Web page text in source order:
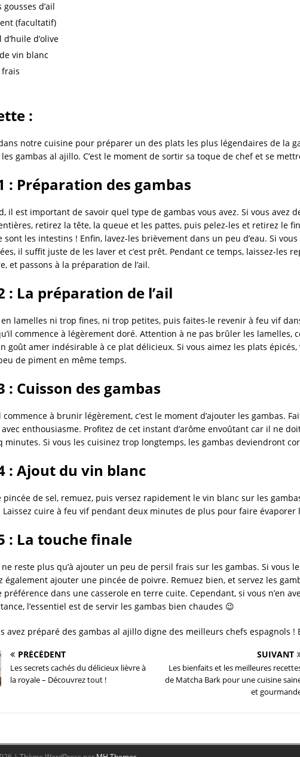
gousses d’ail
(facultatif)
d’huile d’olive
vin blanc
frais
:
notre cuisine pour préparer un des plats les plus légendaires de la
gambas al ajillo. C’est le moment de sortir sa toque de chef et se
: Préparation des gambas
il est important de savoir quel type de gambas vous avez. Si vous avez
retirez la tête, la queue et les pattes, puis pelez-les et retirez le
sont les intestins ! Enfin, lavez-les brièvement dans un peu d’eau. Si vous
il suffit juste de les laver et c’est prêt. Pendant ce temps, laissez-les
et passons à la préparation de l’ail.
: La préparation de l’ail
en lamelles ni trop fines, ni trop petites, puis faites-le revenir à feu vif
commence à légèrement doré. Attention à ne pas brûler les lamelles,
goût amer indésirable à ce plat délicieux. Si vous aimez les plats épicés,
de piment en même temps.
: Cuisson des gambas
commence à brunir légèrement, c’est le moment d’ajouter les gambas.
avec enthousiasme. Profitez de cet instant d’arôme envoûtant car il ne
minutes. Si vous les cuisinez trop longtemps, les gambas deviendront
: Ajout du vin blanc
pincée de sel, remuez, puis versez rapidement le vin blanc sur les
Laissez cuire à feu vif pendant deux minutes de plus pour faire évaporer
: La touche finale
reste plus qu’à ajouter un peu de persil frais sur les gambas. Si vous
également ajouter une pincée de poivre. Remuez bien, et servez les
préférence dans une casserole en terre cuite. Cependant, si vous n’en
l’essentiel est de servir les gambas bien chaudes 😉
avez préparé des gambas al ajillo digne des meilleurs chefs espagnols !
PRÉCÉDENT
Les secrets cachés du délicieux lièvre à
la royale – Découvrez tout !
SUIVANT
Les bienfaits et les meilleures
de Matcha Bark pour une cuisine
et